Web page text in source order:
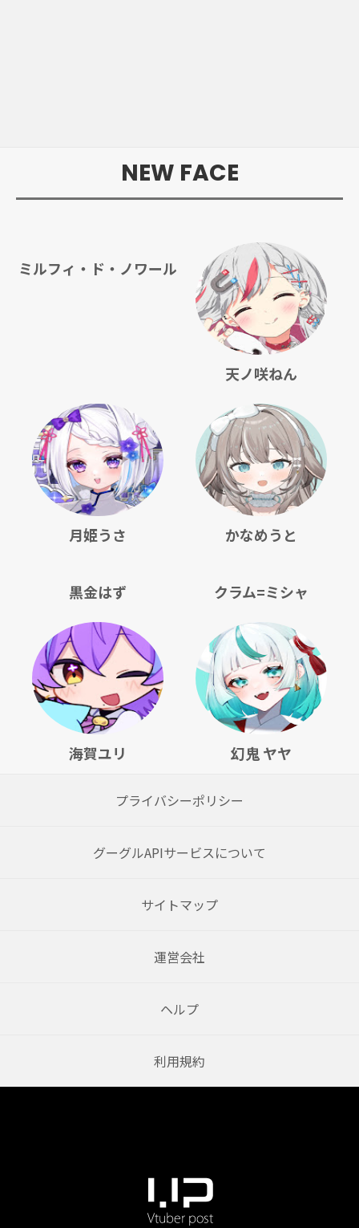
NEW FACE
ミルフィ・ド・ノワール
天ノ咲ねん
月姫うさ かなめうと
黒金はず クラム=ミシャ
海賀ユリ 幻鬼 ヤヤ
プライバシーポリシー
グーグルAPIサービスについて
サイトマップ
運営会社
ヘルプ
利用規約